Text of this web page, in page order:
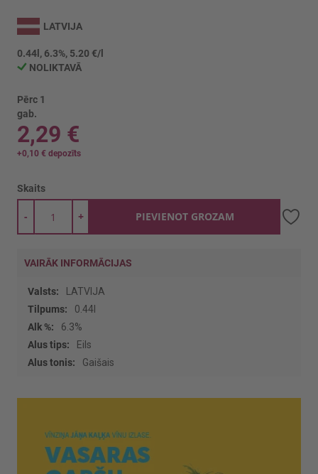
uz
galerijas
sākumu
LATVIJA
0.44l, 6.3%, 5.20 €/l
NOLIKTAVĀ
Pērc 1
gab.
2,29 €
+0,10 € depozīts
Skaits
+
- PIEVIENOT GROZAM
VAIRĀK INFORMĀCIJAS
Vairāk
informācijas
LATVIJA
0.44l
6.3%
Eils
Gaišais